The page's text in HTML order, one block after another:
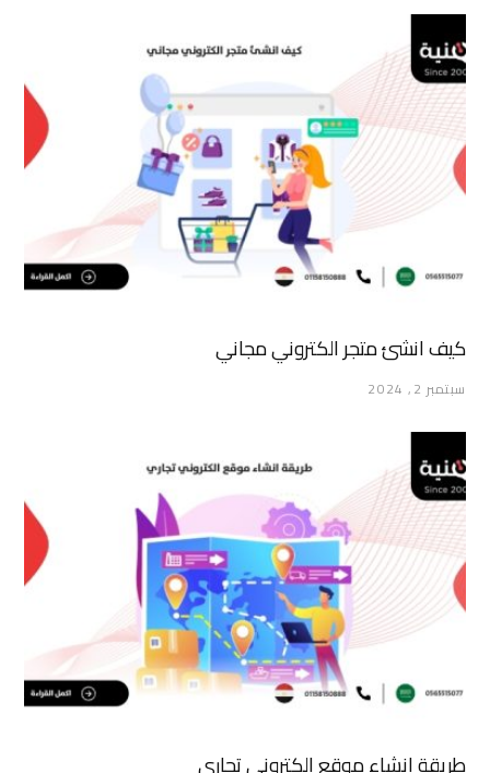
كيف انشئ متجر الكتروني مجاني
سبتمبر 2, 2024
طريقة انشاء موقع الكتروني تجاري